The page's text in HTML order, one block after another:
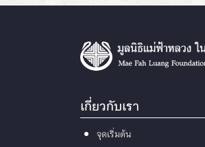
เกี่ยวกับเรา
จุดเริ่มต้น